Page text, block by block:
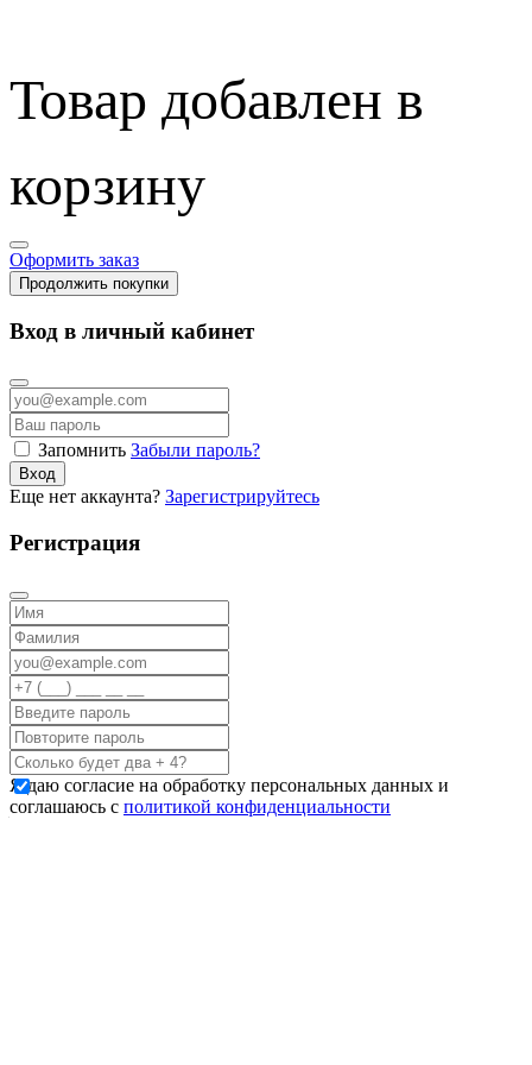
Товар добавлен в
корзину
Оформить заказ
Продолжить покупки
Вход в личный кабинет
Запомнить Забыли пароль?
Вход
Еще нет аккаунта? Зарегистрируйтесь
Регистрация
Я даю согласие на обработку персональных данных и
соглашаюсь с политикой конфиденциальности